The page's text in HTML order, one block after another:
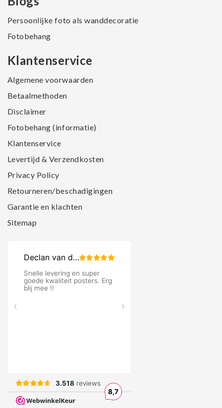
Persoonlijke foto als wanddecoratie
Fotobehang
Klantenservice
Algemene voorwaarden
Betaalmethoden
Disclaimer
Fotobehang (informatie)
Klantenservice
Levertijd & Verzendkosten
Privacy Policy
Retourneren/beschadigingen
Garantie en klachten
Sitemap